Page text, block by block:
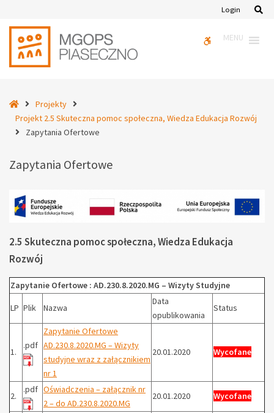
Ofertowe
Login
WCAGMENU
HomeProjekty
Projekt 2.5 Skuteczna pomoc społeczna, Wiedza Edukacja Rozwój
Zapytania Ofertowe
Zapytania Ofertowe
2.5 Skuteczna pomoc społeczna, Wiedza Edukacja
Rozwój
Zapytanie Ofertowe : AD.230.8.2020.MG – Wizyty Studyjne
LP Plik Nazwa
Data
opublikowania
Status
1.
.pdf
Zapytanie Ofertowe
AD.230.8.2020.MG – Wizyty
studyjne wraz z załącznikiem
nr 1
20.01.2020 Wycofane
2.
.pdf Oświadczenia – załącznik nr
2 – do AD.230.8.2020.MG
20.01.2020 Wycofane